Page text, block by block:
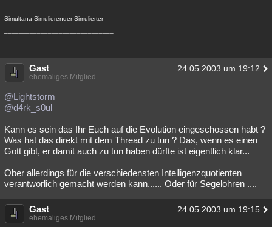
Simultana Simulierender Simulierter
Gast 24.05.2003 um 19:12
ehemaliges Mitglied
@Lightstorm
@d4rk_s0ul
Kann es sein das Ihr Euch auf die Evolution eingeschossen habt ?
Was hat das direkt mit dem Thread zu tun ? Das, wenn es einen
Gott gibt, er damit auch zu tun haben dürfte ist eigentlich klar...
Ober allerdings für die verschiedensten Intelligenzquotienten
verantworlich gemacht werden kann...... Oder für Segelohren ....
Gast 24.05.2003 um 19:15
ehemaliges Mitglied